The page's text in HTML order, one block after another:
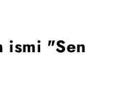
ismi "Sen